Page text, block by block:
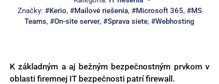
Značky: #Kerio, #Mailové riešenia, #Microsoft 365, #MS
Teams, #On-site server, #Sprava siete, #Webhosting
K základným a aj bežným bezpečnostným prvkom v
oblasti firemnej IT bezpečnosti patrí firewall.